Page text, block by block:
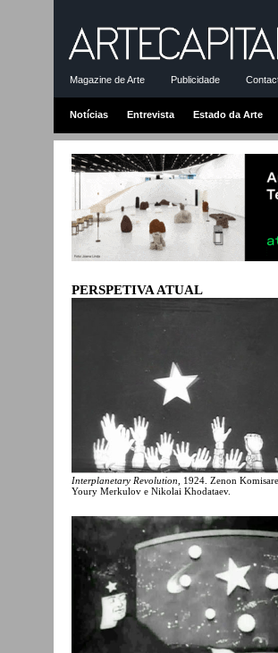
Magazine de Arte Publicidade
Notícias Entrevista Estado da Arte
PERSPETIVA ATUAL
Interplanetary Revolution , 1924. Zenon
Youry Merkulov e Nikolai Khodataev.